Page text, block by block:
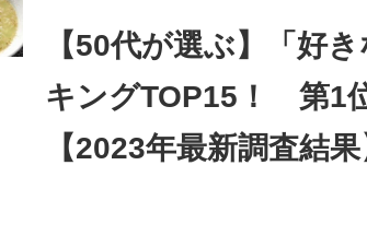
向け専門サイト
【50代が選ぶ】「好
キングTOP15！ 第1
【2023年最新調査結果